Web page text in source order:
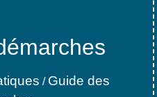
/ Guide des